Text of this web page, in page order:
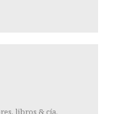
libros & cía.